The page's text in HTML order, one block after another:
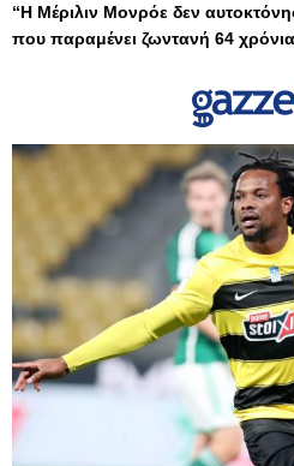
“Η Μέριλιν Μονρόε δεν
που παραμένει ζωντανή 64